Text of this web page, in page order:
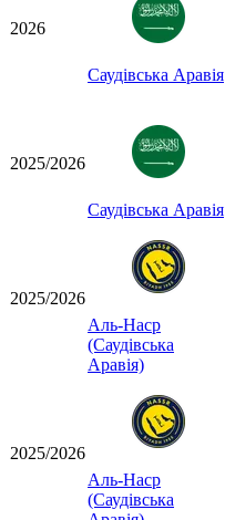
2026
Саудівська Аравія
2025/2026
Саудівська Аравія
2025/2026
Аль-Наср
(Саудівська
Аравія)
2025/2026
Аль-Наср
(Саудівська